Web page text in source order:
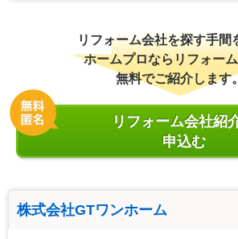
リフォーム会社を探す手間
ホームプロならリフォー
無料でご紹介します。
リフォーム会社紹
申込む
株式会社GTワンホーム